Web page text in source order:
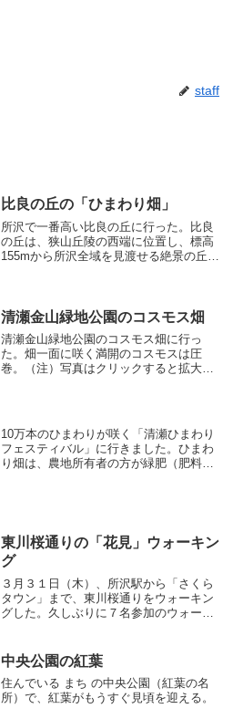
staff
比良の丘の「ひまわり畑」
所沢で一番高い比良の丘に行った。比良
の丘は、狭山丘陵の西端に位置し、標高
155mから所沢全域を見渡せる絶景の丘。
清瀬金山緑地公園のコスモス畑
清瀬金山緑地公園のコスモス畑に行っ
た。畑一面に咲く満開のコスモスは圧
巻。（注）写真はクリックすると拡大し
10万本のひまわりが咲く「清瀬ひまわり
フェスティバル」に行きました。ひまわ
り畑は、農地所有者の方が緑肥（肥料）
東川桜通りの「花見」ウォーキン
グ
３月３１日（木）、所沢駅から「さくら
タウン」まで、東川桜通りをウォーキン
グした。久しぶりに７名参加のウォーキ
で、昼食を食べた。桜は満開で、花筏も
見られる状態であった。（...
中央公園の紅葉
住んでいる まち の中央公園（紅葉の名
所）で、紅葉がもうすぐ見頃を迎える。